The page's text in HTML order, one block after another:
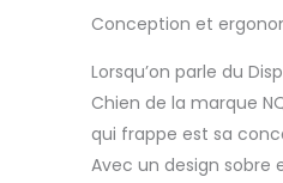
Conception et
Lorsqu’on parle du
Chien de la marque
qui frappe est sa
Avec un design sobre